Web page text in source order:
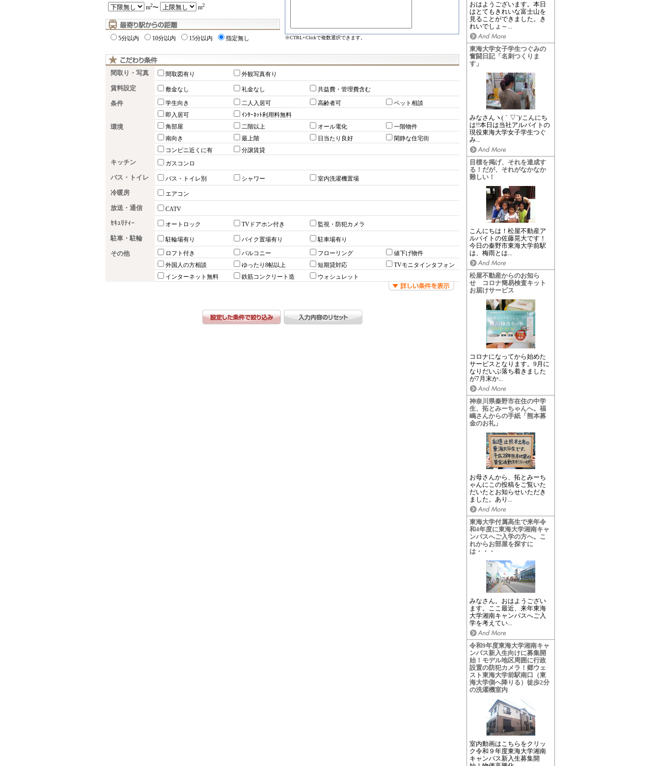
おはようございます。本日
はとてもきれいな富士山を
見ることができました。き
れいでしょ～...
東海大学女子学生つぐみの
奮闘日記「名刺つくりま
す」
みなさんヽ(｀▽´)/こんにち
は!!本日は当社アルバイトの
現役東海大学女子学生つぐ
み...
目標を掲げ、それを達成す
る！だが、それがなかなか
難しい！
こんにちは！松屋不動産ア
ルバイトの佐藤晃大です！
今日の秦野市東海大学前駅
は、梅雨とは...
松屋不動産からのお知ら
せ コロナ簡易検査キット
お届けサービス
コロナになってから始めた
サービスとなります。9月に
なりだいぶ落ち着きました
が7月末か...
神奈川県秦野市在住の中学
生、拓とみーちゃんへ。福
嶋さんからの手紙「熊本募
金のお礼」
お母さんから、拓とみーち
ゃんにこの投稿をご覧いた
だいたとお知らせいただき
ました。あり...
東海大学付属高生で来年令
和4年度に東海大学湘南キャ
ンパスへご入学の方へ。こ
れからお部屋を探すに
は・・・
みなさん。おはようござい
ます。ここ最近、来年東海
大学湘南キャンパスへご入
学を考えてい...
令和9年度東海大学湘南キャ
ンパス新入生向けに募集開
始！モデル地区周囲に行政
設置の防犯カメラ！郷ウェ
スト東海大学前駅南口（東
海大学側へ降りる）徒歩2分
の洗濯機室内
室内動画はこちらをクリッ
ク令和９年度東海大学湘南
キャンパス新入生募集開
m2〜 m2
5分以内 10分以内 15分以内 指定無し ※CTRL+Clickで複数選択できます。
間取り・写真 間取図有り 外観写真有り
賃料設定 敷金なし 礼金なし 共益費・管理費含む
条件 学生向き 二人入居可 高齢者可
ペット相談
即入居可
ｲﾝﾀｰﾈｯﾄ利用料無料
環境 角部屋 二階以上 オール電化
一階物件
南向き
最上階 日当たり良好
閑静な住宅街
コンビニ近くに有
分譲賃貸
キッチン ガスコンロ
バス・トイレ バス・トイレ別 シャワー 室内洗濯機置場
冷暖房 エアコン
放送・通信 CATV
ｾｷｭﾘﾃｨｰ オートロック TVドアホン付き 監視・防犯カメラ
駐車・駐輪 駐輪場有り バイク置場有り 駐車場有り
その他 ロフト付き バルコニー フローリング
値下げ物件
外国人の方相談
ゆったり8帖以上 短期貸対応
TVモニタインタフォン
インターネット無料
鉄筋コンクリート造 ウォシュレット